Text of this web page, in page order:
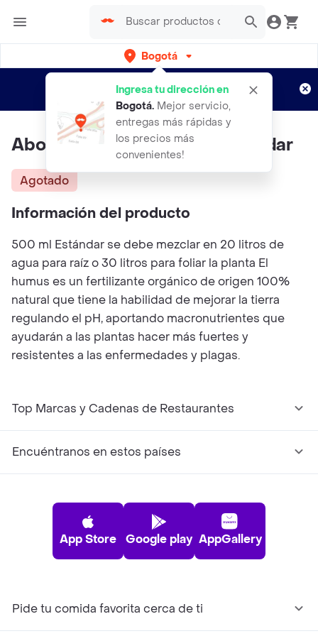
Bogotá
Ingresa tu dirección en
Bogotá. Mejor servicio,
entregas más rápidas y
los precios más
convenientes!
envíos gratis por semanas
Aplican TyC
Abono Orgánico 500 Ml Estandar
Agotado
Información del producto
500 ml Estándar se debe mezclar en 20 litros de
agua para raíz o 30 litros para foliar la planta El
humus es un fertilizante orgánico de origen 100%
natural que tiene la habilidad de mejorar la tierra
regulando el pH, aportando macronutrientes que
ayudarán a las plantas hacer más fuertes y
resistentes a las enfermedades y plagas.
Top Marcas y Cadenas de Restaurantes
Encuéntranos en estos países
App Store Google play AppGallery
Pide tu comida favorita cerca de ti